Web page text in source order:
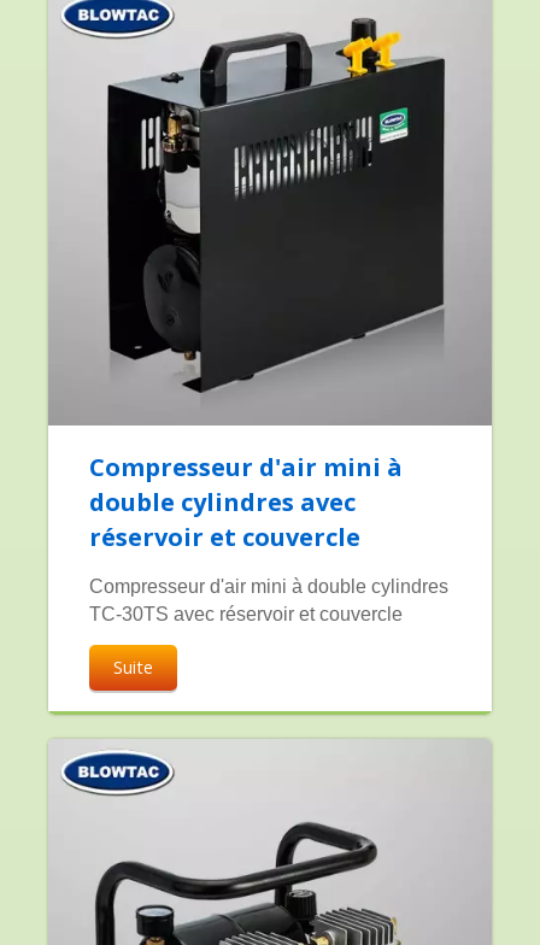
Compresseur d'air mini à
double cylindres avec
réservoir et couvercle
Compresseur d'air mini à double cylindres
TC-30TS avec réservoir et couvercle
Suite